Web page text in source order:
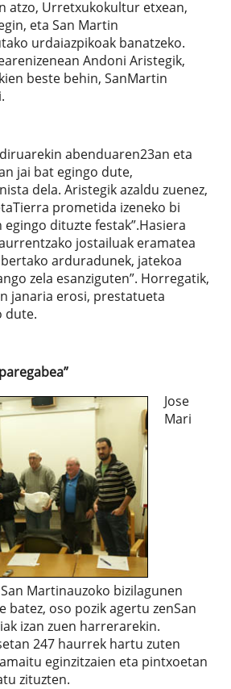
atzo, Urretxukokultur etxean,
eta San Martin
urdaiazpikoak banatzeko.
Andoni Aristegik,
beste behin, SanMartin
abenduaren23an eta
jai bat egingo dute,
dela. Aristegik azaldu zuenez,
prometida izeneko bi
dituzte festak”.Hasiera
jostailuak eramatea
arduradunek, jatekoa
zela esanziguten”. Horregatik,
janaria erosi, prestatueta
dute.
Jose
Mari
Martinauzoko bizilagunen
batez, oso pozik agertu zenSan
izan zuen harrerarekin.
247 haurrek hartu zuten
eginzitzaien eta pintxoetan
zituzten.